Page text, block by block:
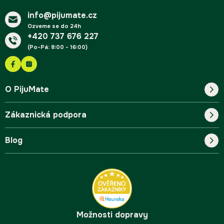
info@pijumate.cz
Ozveme se do 24h
+420 737 676 227
(Po-Pá: 8:00 - 16:00)
O PijuMate
Náš příběh
Zákaznická podpora
Kontakt
Blog
Možnosti dopravy